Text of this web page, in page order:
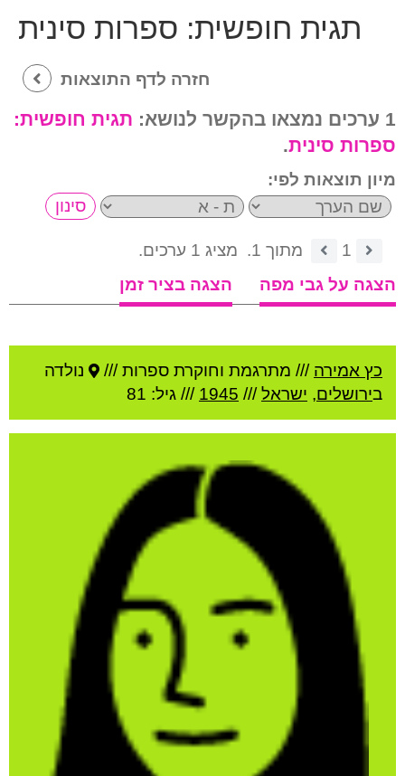
תגית חופשית: ספרות סינית
חזרה לדף התוצאות
1 ערכים נמצאו בהקשר לנושא:
תגית חופשית:
ספרות סינית.
מיון תוצאות לפי:
1 מתוך 1.
מציג 1 ערכים.
הצגה על גבי מפה
הצגה בציר זמן
כץ אמירה /// מתרגמת וחוקרת ספרות ///
נולדה
בירושלים, ישראל///
1945 /// גיל: 81